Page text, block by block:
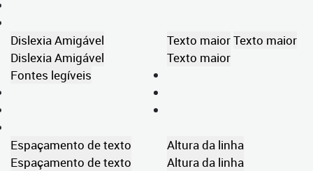
Dislexia Amigável
Dislexia Amigável
Fontes legíveis
Texto maiorTexto maior
Texto maior
Espaçamento de texto
Espaçamento de texto
Altura da linha
Altura da linha